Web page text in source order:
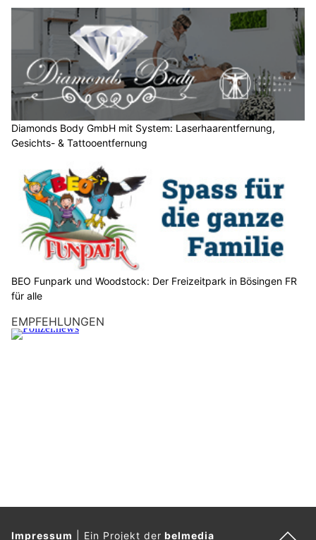
n
e
S
i
b
i
t
e
i
e
l
Diamonds Body GmbH mit System: Laserhaarentfernung,
Gesichts- & Tattooentfernung
BEO Funpark und Woodstock: Der Freizeitpark in Bösingen FR
für alle
EMPFEHLUNGEN
Impressum Ein Projekt derbelmedia